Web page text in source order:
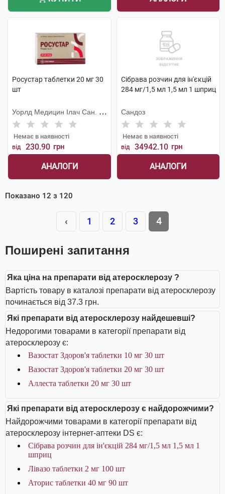
Росустар таблетки 20 мг 30
шт
Уорлд Медицин Ілач Сан. Ве
Тідж
Немає в наявності
від 230.90 грн
АНАЛОГИ
Сібрава розчин для ін'єкцій
284 мг/1,5 мл 1,5 мл 1 шприц
Сандоз
Немає в наявності
від 34942.10 грн
АНАЛОГИ
Показано 12 з 120
‹ 1 2 3 4
Поширені запитання
Яка ціна на препарати від атеросклерозу ?
Вартість товару в каталозі препарати від атеросклерозу
починається від 37.3 грн.
Які препарати від атеросклерозу найдешевші?
Недорогими товарами в категорії препарати від
атеросклерозу є:
Вазостат Здоров'я таблетки 10 мг 30 шт
Вазостат Здоров'я таблетки 20 мг 30 шт
Аллеста таблетки 20 мг 30 шт
Які препарати від атеросклерозу є найдорожчими?
Найдорожчими товарами в категорії препарати від
атеросклерозу інтернет-аптеки DS є:
Сібрава розчин для ін'єкцій 284 мг/1,5 мл 1,5 мл 1
шприц
Лівазо таблетки 2 мг 100 шт
Аторис таблетки 40 мг 90 шт